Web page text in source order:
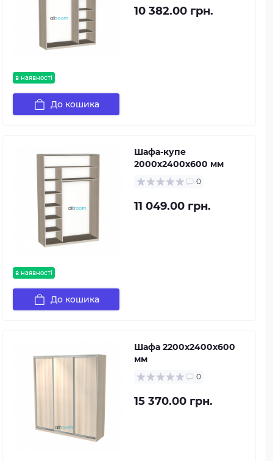
в наявності
10 382.00 грн.
До кошика
в наявності
Шафа-купе
2000х2400х600 мм
0
11 049.00 грн.
До кошика
Шафа 2200х2400х600
мм
0
15 370.00 грн.